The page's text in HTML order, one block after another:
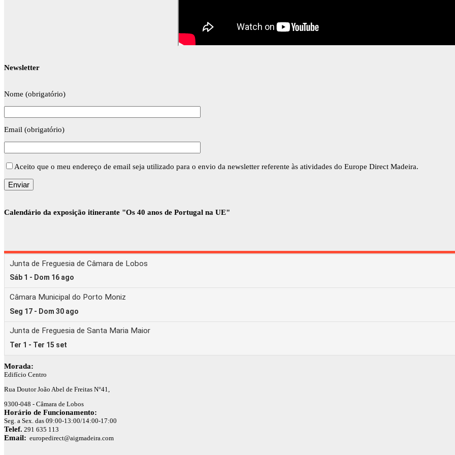
Newsletter
Nome (obrigatório)
Email (obrigatório)
Aceito que o meu endereço de email seja utilizado para o envio da newsletter referente às atividades do Europe Direct Madeira.
Calendário da exposição itinerante "Os 40 anos de Portugal na UE"
Morada:
Edifício Centro
Rua Doutor João Abel de Freitas N°41,
9300-048 - Câmara de Lobos
Horário de Funcionamento:
Seg. a Sex. das 09:00-13:00/14:00-17:00
Telef. 291 635 113
Email: europedirect@aigmadeira.com